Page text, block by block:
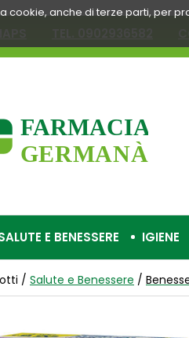
cookie, anche di terze parti, per
E BENESSERE IGIENE
/ Salute e Benessere /